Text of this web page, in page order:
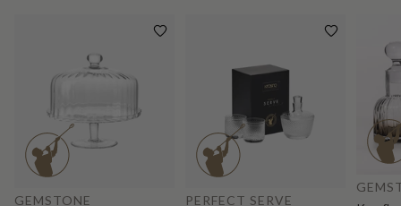
Dodaj do koszyka
GEMSTONE
PERFECT SERVE